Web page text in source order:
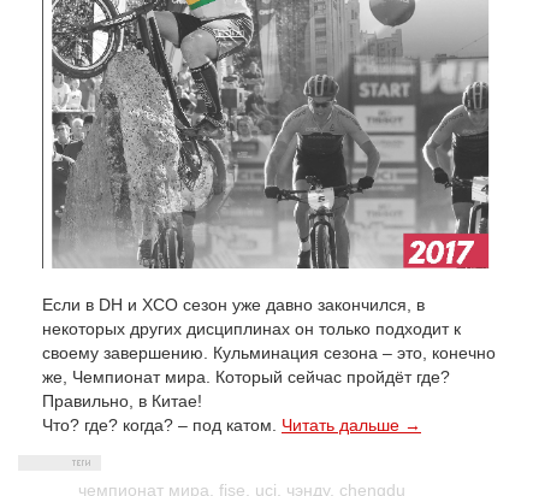
Если в DH и ХСО сезон уже давно закончился, в
некоторых других дисциплинах он только подходит к
своему завершению. Кульминация сезона – это, конечно
же, Чемпионат мира. Который сейчас пройдёт где?
Правильно, в Китае!
Что? где? когда? – под катом. Читать дальше →
чемпионат мира fise uci чэнду, chengdu